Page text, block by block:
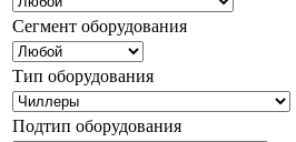
Сегмент оборудования
Тип оборудования
Подтип оборудования